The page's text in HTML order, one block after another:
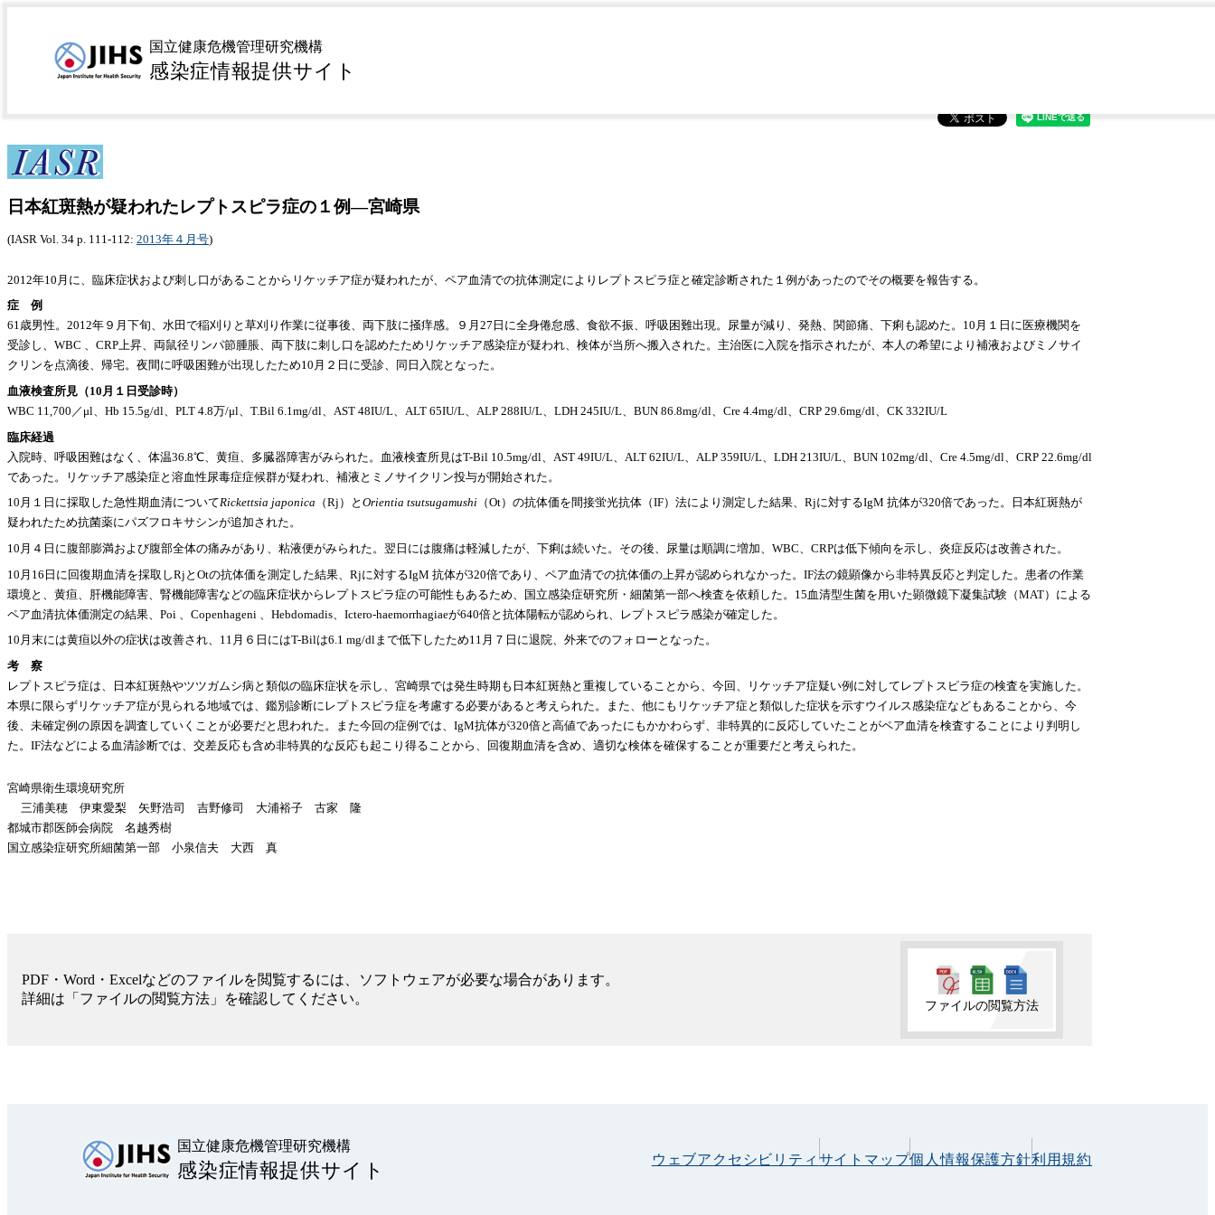
国立健康危機管理研究機構
感染症情報提供サイト
日本紅斑熱が疑われたレプトスピラ症の1例―宮崎県
日本紅斑熱が疑われたレプトスピラ症の１例―宮崎県
(IASR Vol. 34 p. 111-112: 2013年４月号)
2012年10月に、臨床症状および刺し口があることからリケッチア症が疑われたが、ペア血清での抗体測定によりレプトスピラ症と確定診断された１例があったのでその概要を報告する。
症 例
61歳男性。2012年９月下旬、水田で稲刈りと草刈り作業に従事後、両下肢に掻痒感。９月27日に全身倦怠感、食欲不振、呼吸困難出現。尿量が減り、発熱、関節痛、下痢も認めた。10月１日に医療機関を
受診し、WBC 、CRP上昇、両鼠径リンパ節腫脹、両下肢に刺し口を認めたためリケッチア感染症が疑われ、検体が当所へ搬入された。主治医に入院を指示されたが、本人の希望により補液およびミノサイ
クリンを点滴後、帰宅。夜間に呼吸困難が出現したため10月２日に受診、同日入院となった。
血液検査所見（10月１日受診時）
WBC 11,700／μl、Hb 15.5g/dl、PLT 4.8万/μl、T.Bil 6.1mg/dl、AST 48IU/L、ALT 65IU/L、ALP 288IU/L、LDH 245IU/L、BUN 86.8mg/dl、Cre 4.4mg/dl、CRP 29.6mg/dl、CK 332IU/L
臨床経過
入院時、呼吸困難はなく、体温36.8℃、黄疸、多臓器障害がみられた。血液検査所見はT-Bil 10.5mg/dl、AST 49IU/L、ALT 62IU/L、ALP 359IU/L、LDH 213IU/L、BUN 102mg/dl、Cre 4.5mg/dl、CRP 22.6mg/dl
であった。リケッチア感染症と溶血性尿毒症症候群が疑われ、補液とミノサイクリン投与が開始された。
10月１日に採取した急性期血清についてRickettsia japonica （Rj）と Orientia tsutsugamushi （Ot）の抗体価を間接蛍光抗体（IF）法により測定した結果、Rjに対するIgM 抗体が320倍であった。日本紅斑熱が
疑われたため抗菌薬にパズフロキサシンが追加された。
10月４日に腹部膨満および腹部全体の痛みがあり、粘液便がみられた。翌日には腹痛は軽減したが、下痢は続いた。その後、尿量は順調に増加、WBC、CRPは低下傾向を示し、炎症反応は改善された。
10月16日に回復期血清を採取しRjとOtの抗体価を測定した結果、Rjに対するIgM 抗体が320倍であり、ペア血清での抗体価の上昇が認められなかった。IF法の鏡顕像から非特異反応と判定した。患者の作業
環境と、黄疸、肝機能障害、腎機能障害などの臨床症状からレプトスピラ症の可能性もあるため、国立感染症研究所・細菌第一部へ検査を依頼した。15血清型生菌を用いた顕微鏡下凝集試験（MAT）による
ペア血清抗体価測定の結果、Poi 、Copenhageni 、Hebdomadis、Ictero-haemorrhagiaeが640倍と抗体陽転が認められ、レプトスピラ感染が確定した。
10月末には黄疸以外の症状は改善され、11月６日にはT-Bilは6.1 mg/dlまで低下したため11月７日に退院、外来でのフォローとなった。
考 察
レプトスピラ症は、日本紅斑熱やツツガムシ病と類似の臨床症状を示し、宮崎県では発生時期も日本紅斑熱と重複していることから、今回、リケッチア症疑い例に対してレプトスピラ症の検査を実施した。
本県に限らずリケッチア症が見られる地域では、鑑別診断にレプトスピラ症を考慮する必要があると考えられた。また、他にもリケッチア症と類似した症状を示すウイルス感染症などもあることから、今
後、未確定例の原因を調査していくことが必要だと思われた。また今回の症例では、IgM抗体が320倍と高値であったにもかかわらず、非特異的に反応していたことがペア血清を検査することにより判明し
た。IF法などによる血清診断では、交差反応も含め非特異的な反応も起こり得ることから、回復期血清を含め、適切な検体を確保することが重要だと考えられた。
宮崎県衛生環境研究所
三浦美穂 伊東愛梨 矢野浩司 吉野修司 大浦裕子 古家 隆
都城市郡医師会病院 名越秀樹
国立感染症研究所細菌第一部 小泉信夫 大西 真
PDF・Word・Excelなどのファイルを閲覧するには、ソフトウェアが必要な場合があります。
詳細は「ファイルの閲覧方法」を確認してください。
ファイルの閲覧方法
国立健康危機管理研究機構
感染症情報提供サイト ウェブアクセシビリティ サイトマップ個人情報保護方針利用規約